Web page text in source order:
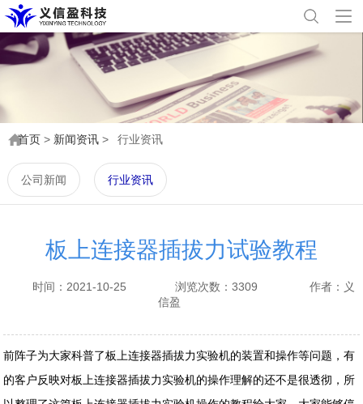
首页 > 新闻资讯 > 行业资讯
公司新闻 行业资讯
板上连接器插拔力试验教程
时间：2021-10-25 浏览次数：3309
作者：义
信盈
前阵子为大家科普了板上连接器插拔力实验机的装置和操作等问题，有
的客户反映对板上连接器插拔力实验机的操作理解的还不是很透彻，所